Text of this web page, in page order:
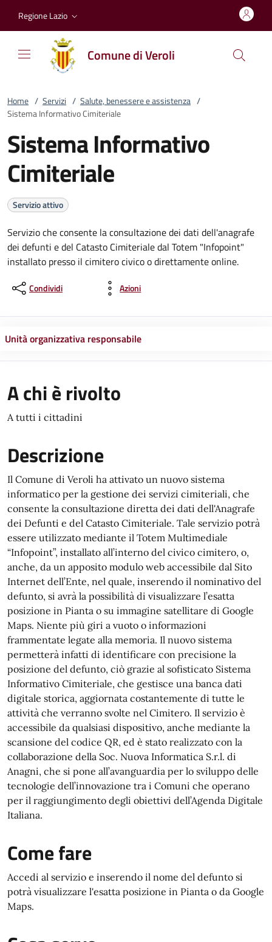
Regione Lazio
Comune di Veroli
Home / Servizi / Salute, benessere e assistenza /
Sistema Informativo Cimiteriale
Sistema Informativo
Cimiteriale
Servizio attivo
Servizio che consente la consultazione dei dati dell'anagrafe
dei defunti e del Catasto Cimiteriale dal Totem "Infopoint"
installato presso il cimitero civico o direttamente online.
Condividi Azioni
Unità organizzativa responsabile
A chi è rivolto
A tutti i cittadini
Descrizione
Il Comune di Veroli ha attivato un nuovo sistema
informatico per la gestione dei servizi cimiteriali, che
consente la consultazione diretta dei dati dell'Anagrafe
dei Defunti e del Catasto Cimiteriale. Tale servizio potrà
essere utilizzato mediante il Totem Multimediale
“Infopoint”, installato all’interno del civico cimitero, o,
anche, da un apposito modulo web accessibile dal Sito
Internet dell’Ente, nel quale, inserendo il nominativo del
defunto, si avrà la possibilità di visualizzare l’esatta
posizione in Pianta o su immagine satellitare di Google
Maps. Niente più giri a vuoto o informazioni
frammentate legate alla memoria. Il nuovo sistema
permetterà infatti di identificare con precisione la
posizione del defunto, ciò grazie al sofisticato Sistema
Informativo Cimiteriale, che gestisce una banca dati
digitale storica, aggiornata costantemente di tutte le
attività che verranno svolte nel Cimitero. Il servizio è
accessibile da qualsiasi dispositivo, anche mediante la
scansione del codice QR, ed è stato realizzato con la
collaborazione della Soc. Nuova Informatica S.r.l. di
Anagni, che si pone all’avanguardia per lo sviluppo delle
tecnologie dell’innovazione tra i Comuni che operano
per il raggiungimento degli obiettivi dell’Agenda Digitale
Italiana.
Come fare
Accedi al servizio e inserendo il nome del defunto si
potrà visualizzare l'esatta posizione in Pianta o da Google
Maps.